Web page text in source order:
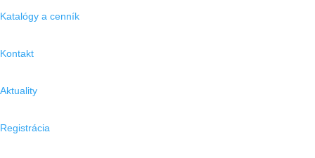
Katalógy a cenník
Kontakt
Aktuality
Registrácia